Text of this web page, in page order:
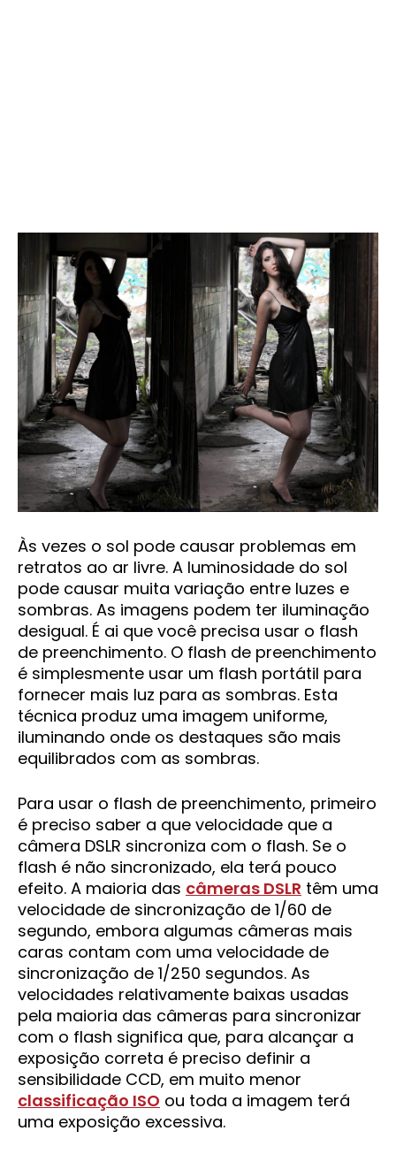
Às vezes o sol pode causar problemas em
retratos ao ar livre. A luminosidade do sol
pode causar muita variação entre luzes e
sombras. As imagens podem ter iluminação
desigual. É ai que você precisa usar o flash
de preenchimento. O flash de preenchimento
é simplesmente usar um flash portátil para
fornecer mais luz para as sombras. Esta
técnica produz uma imagem uniforme,
iluminando onde os destaques são mais
equilibrados com as sombras.
Para usar o flash de preenchimento, primeiro
é preciso saber a que velocidade que a
câmera DSLR sincroniza com o flash. Se o
flash é não sincronizado, ela terá pouco
efeito. A maioria das câmeras DSLR têm uma
velocidade de sincronização de 1/60 de
segundo, embora algumas câmeras mais
caras contam com uma velocidade de
sincronização de 1/250 segundos. As
velocidades relativamente baixas usadas
pela maioria das câmeras para sincronizar
com o flash significa que, para alcançar a
exposição correta é preciso definir a
sensibilidade CCD, em muito menor
classificação ISO ou toda a imagem terá
uma exposição excessiva.